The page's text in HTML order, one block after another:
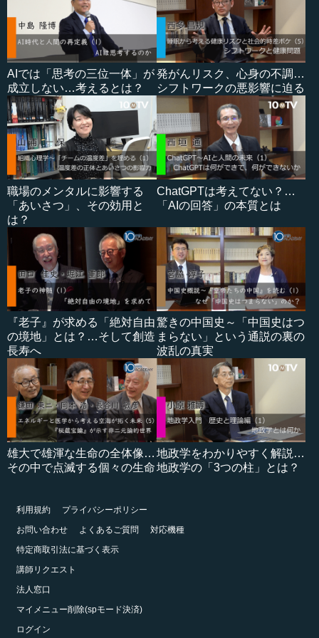
AIでは「思考の三位一体」が
成立しない…考えるとは？
発がんリスク、心身の不調…
シフトワークの悪影響に迫る
職場のメンタルに影響する
「あいさつ」、その効用と
は？
ChatGPTは考えてない？…
「AIの回答」の本質とは
『老子』が求める「絶対自由
の境地」とは？…そして創造
長寿へ
驚きの中国史～「中国史はつ
まらない」という通説の裏の
波乱の真実
雄大で雄渾な生命の全体像…
その中で点滅する個々の生命
地政学をわかりやすく解説…
地政学の「3つの柱」とは？
利用規約
プライバシーポリシー
お問い合わせ
よくあるご質問
対応機種
特定商取引法に基づく表示
講師リクエスト
法人窓口
マイメニュー削除(spモード決済)
ログイン